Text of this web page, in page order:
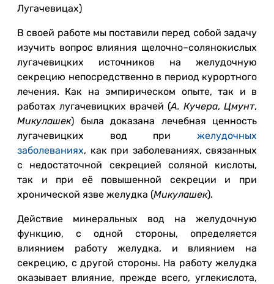
Лугачевицах)
В своей работе мы поставили перед собой задачу
изучить вопрос влияния щелочно–солянокислых
лугачевицких источников на желудочную
секрецию непосредственно в период курортного
лечения. Как на эмпирическом опыте, так и в
работах лугачевицких врачей (А. Кучера, Цмунт,
Микулашек) была доказана лечебная ценность
лугачевицких вод при желудочных
заболеваниях, как при заболеваниях, связанных
с недостаточной секрецией соляной кислоты,
так и при её повышенной секреции и при
хронической язве желудка (Микулашек).
Действие минеральных вод на желудочную
функцию, с одной стороны, определяется
влиянием работу желудка, и влиянием на
секрецию, с другой стороны. На работу желудка
оказывает влияние, прежде всего, углекислота,